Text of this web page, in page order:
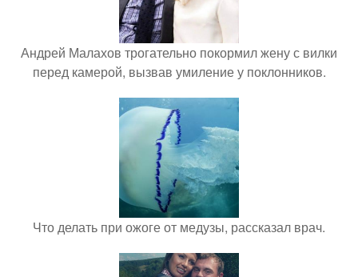
Андрей Малахов трогательно покормил жену с вилки
перед камерой, вызвав умиление у поклонников.
Что делать при ожоге от медузы, рассказал врач.